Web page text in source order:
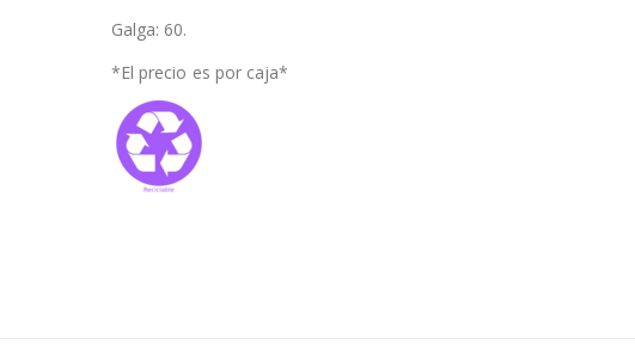
Galga: 60.
*El precio es por caja*